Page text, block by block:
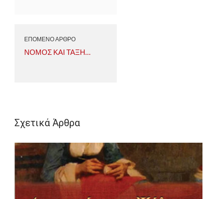
ΕΠΟΜΕΝΟ ΑΡΘΡΟ
ΝΟΜΟΣ ΚΑΙ ΤΑΞΗ…
Σχετικά Άρθρα